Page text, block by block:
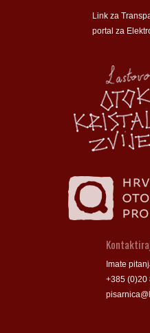
Groblje
Groblje
Link za
portal za
Imate
+385 (0)20